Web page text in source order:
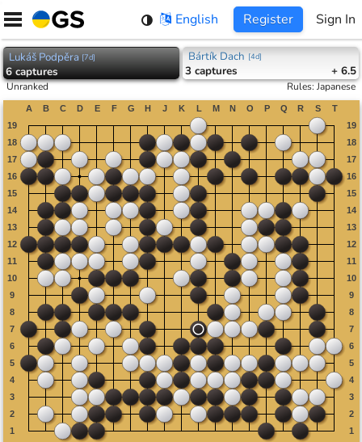
Skip
content
English Register Sign In
Lukáš Podpěra [7d]
6captures
Bártík Dach [4d]
3 captures + 6.5
Unranked Rules:Japanese